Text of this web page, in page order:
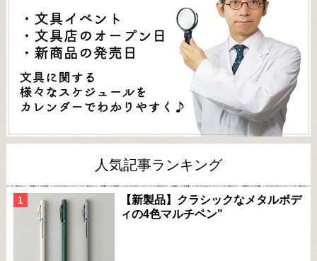
人気記事ランキング
【新製品】クラシックなメタルボデ
ィの4色マルチペン"